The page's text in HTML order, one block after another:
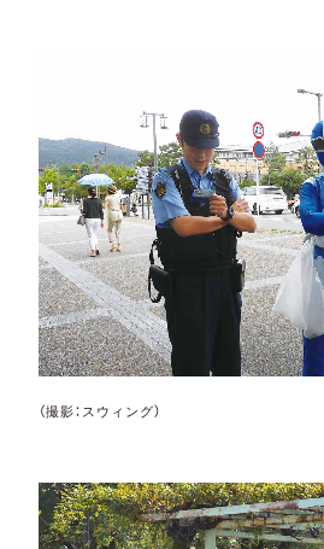
（撮影：スウィング）